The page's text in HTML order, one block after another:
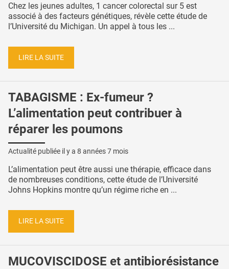
Chez les jeunes adultes, 1 cancer colorectal sur 5 est
associé à des facteurs génétiques, révèle cette étude de
l’Université du Michigan. Un appel à tous les ...
LIRE LA SUITE
TABAGISME : Ex-fumeur ?
L’alimentation peut contribuer à
réparer les poumons
Actualité publiée il y a 8 années 7 mois
L’alimentation peut être aussi une thérapie, efficace dans
de nombreuses conditions, cette étude de l’Université
Johns Hopkins montre qu’un régime riche en ...
LIRE LA SUITE
MUCOVISCIDOSE et antibiorésistance